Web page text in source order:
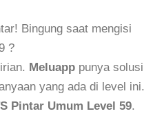
Bingung saat mengisi
?
Meluapp punya solusi
yang ada di level ini.
Pintar Umum Level 59.